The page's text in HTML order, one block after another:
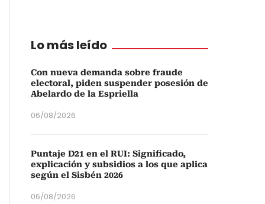
Lo más leído
Con nueva demanda sobre fraude
electoral, piden suspender posesión de
Abelardo de la Espriella
06/08/2026
Puntaje D21 en el RUI: Significado,
explicación y subsidios a los que aplica
según el Sisbén 2026
06/08/2026